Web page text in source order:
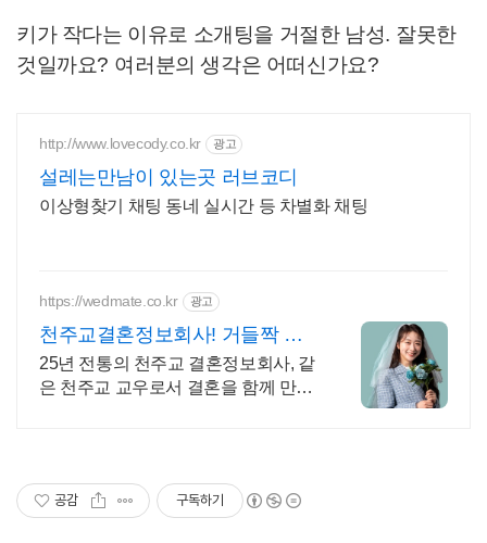
키가 작다는 이유로 소개팅을 거절한 남성. 잘못한
것일까요? 여러분의 생각은 어떠신가요?
http://www.lovecody.co.kr 광고
설레는만남이 있는곳 러브코디
이상형찾기 채팅 동네 실시간 등 차별화 채팅
https://wedmate.co.kr 광고
천주교결혼정보회사! 거들짝 이
상형 프로필 무료 받아보기
25년 전통의 천주교 결혼정보회사, 같
은 천주교 교우로서 결혼을 함께 만듭
공감 구독하기